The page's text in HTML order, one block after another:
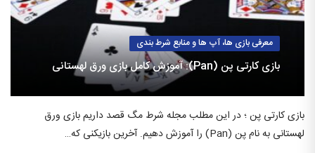
معرفی بازی ها، آپ ها و منابع شرط بندی
بازی کارتی پن (Pan): آموزش کامل بازی ورق لهستانی
بازی کارتی پن ؛ در این مطلب مجله شرط مگ قصد داریم بازی ورق
لهستانی به نام پن (Pan) را آموزش دهیم. آخرین بازیکنی که…